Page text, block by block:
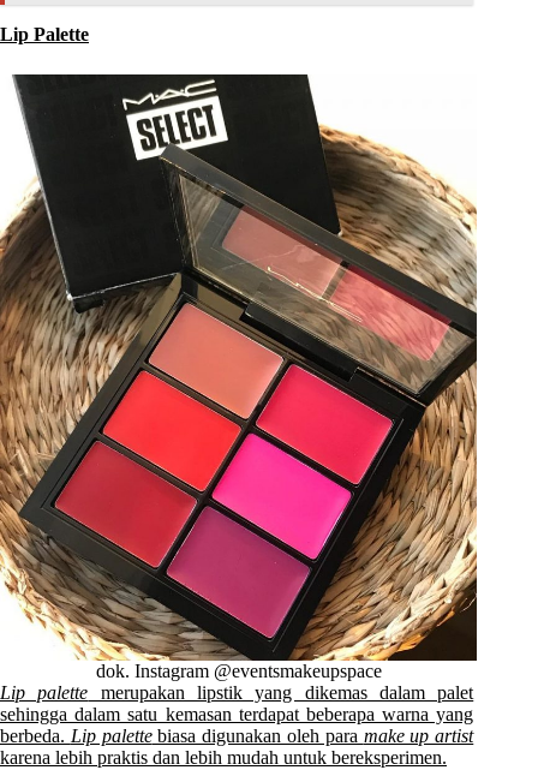
Lip Palette
dok. Instagram @eventsmakeupspace
Lip palette merupakan lipstik yang dikemas dalam palet
sehingga dalam satu kemasan terdapat beberapa warna yang
berbeda. Lip palettebiasa digunakan oleh para make up artist
karena lebih praktis dan lebih mudah untuk bereksperimen.